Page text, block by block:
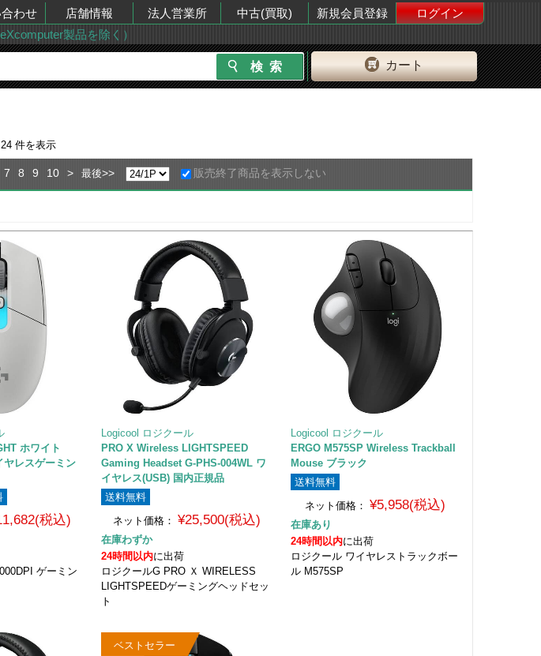
わせ 店舗情報 法人営業所 中古(買取) 新規会員登録
ログイン
製品を除く）
カート
件を表示
7 8 9 10 > 最後>> 販売終了商品を表示しない
ホワイト
ヤレスゲーミン
税込)
ゲーミン
Logicool ロジクール
PRO X Wireless LIGHTSPEED
Gaming Headset G-PHS-004WL ワ
イヤレス(USB) 国内正規品
送料無料
ネット価格： ¥25,500(税込)
在庫わずか
24時間以内に出荷
ロジクールG PRO Ｘ WIRELESS
LIGHTSPEEDゲーミングヘッドセッ
ト
Logicool ロジクール
ERGO M575SP Wireless Trackball
Mouse ブラック
送料無料
ネット価格：
¥5,958(税込)
在庫あり
24時間以内に出荷
ロジクール ワイヤレストラックボー
ル M575SP
ベストセラー